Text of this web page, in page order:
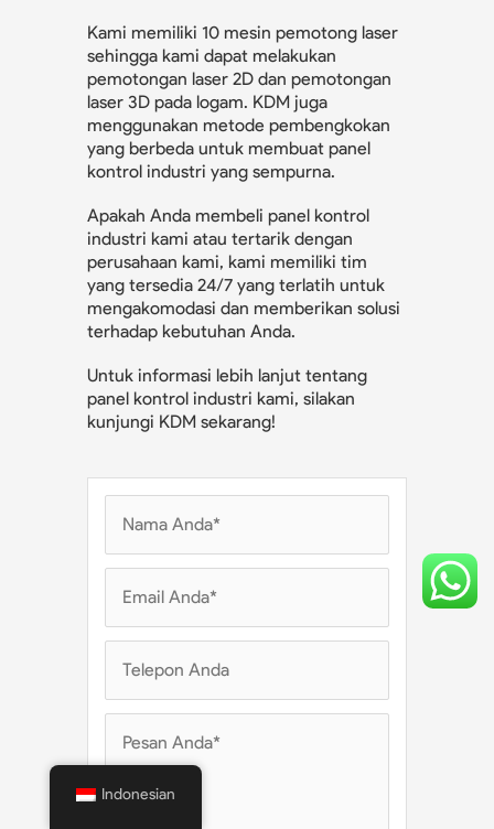
Kami memiliki 10 mesin pemotong laser
sehingga kami dapat melakukan
pemotongan laser 2D dan pemotongan
laser 3D pada logam. KDM juga
menggunakan metode pembengkokan
yang berbeda untuk membuat panel
kontrol industri yang sempurna.
Apakah Anda membeli panel kontrol
industri kami atau tertarik dengan
perusahaan kami, kami memiliki tim
yang tersedia 24/7 yang terlatih untuk
mengakomodasi dan memberikan solusi
terhadap kebutuhan Anda.
Untuk informasi lebih lanjut tentang
panel kontrol industri kami, silakan
kunjungi KDM sekarang!
Indonesian